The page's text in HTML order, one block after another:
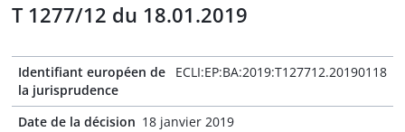
T 1277/12 du 18.01.2019
Identifiant européen de
la jurisprudence
ECLI:EP:BA:2019:T127712.20190118
Date de la décision 18 janvier 2019